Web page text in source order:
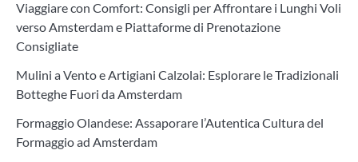
Viaggiare con Comfort: Consigli per Affrontare i Lunghi Voli
verso Amsterdam e Piattaforme di Prenotazione
Consigliate
Mulini a Vento e Artigiani Calzolai: Esplorare le Tradizionali
Botteghe Fuori da Amsterdam
Formaggio Olandese: Assaporare l’Autentica Cultura del
Formaggio ad Amsterdam